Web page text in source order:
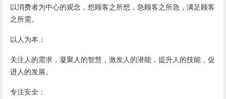
以消费者为中心的观念，想顾客之所想，急顾客之所急，满足顾客
之所需。
以人为本：
关注人的需求，凝聚人的智慧，激发人的潜能，提升人的技能，促
进人的发展。
专注安全：